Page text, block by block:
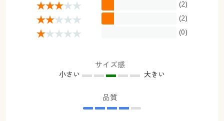
(2)
(2)
(0)
サイズ感
小さい 大きい
品質